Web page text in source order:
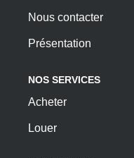
Nous contacter
Présentation
NOS SERVICES
Acheter
Louer